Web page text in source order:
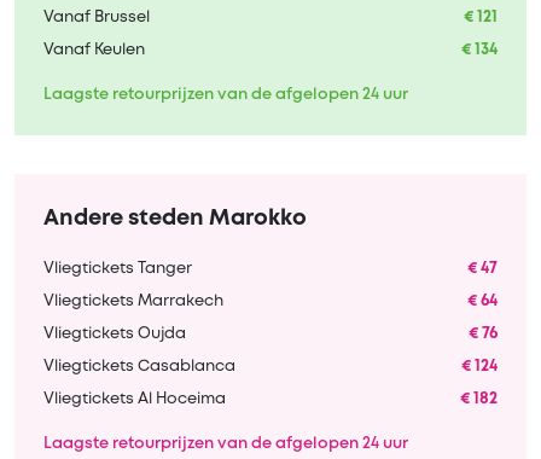
Vanaf Brussel € 121
Vanaf Keulen € 134
Laagste retourprijzen van de afgelopen 24 uur
Andere steden Marokko
Vliegtickets Tanger € 47
Vliegtickets Marrakech € 64
Vliegtickets Oujda € 76
Vliegtickets Casablanca € 124
Vliegtickets Al Hoceima € 182
Laagste retourprijzen van de afgelopen 24 uur